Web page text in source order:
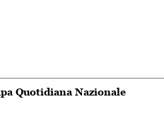
Quotidiana Nazionale